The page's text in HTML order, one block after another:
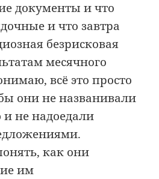
документы и что
и что завтра
безрисковая
месячного
всё это просто
они не названивали
и не надоедали
как они
им